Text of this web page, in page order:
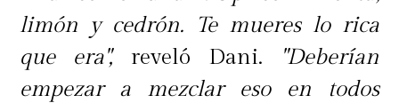
limón y cedrón. Te mueres lo rica
que era",reveló Dani.
"Deberían
empezar a mezclar eso en todos